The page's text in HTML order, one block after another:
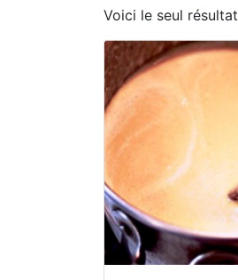
Voici le seul résultat